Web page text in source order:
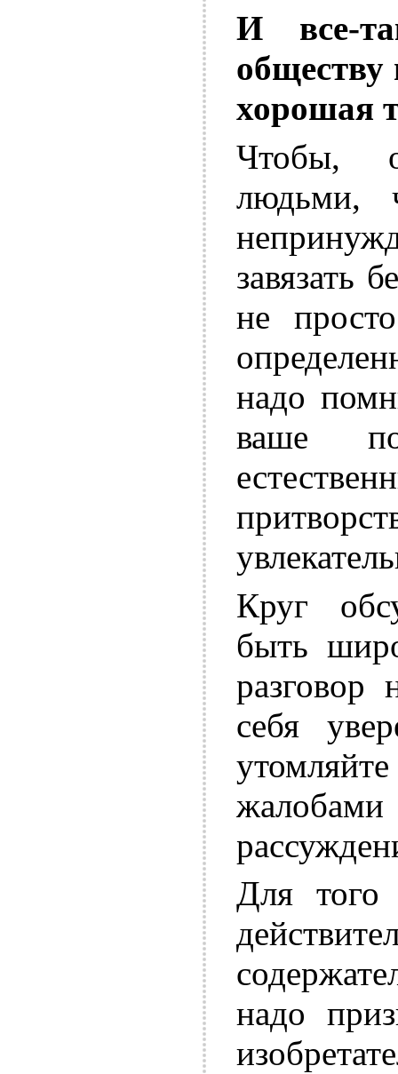
И все-
обществу
хорошая
Чтобы,
людьми,
завязать
не
надо
ваше
Круг
быть
разговор
себя
Для того
надо